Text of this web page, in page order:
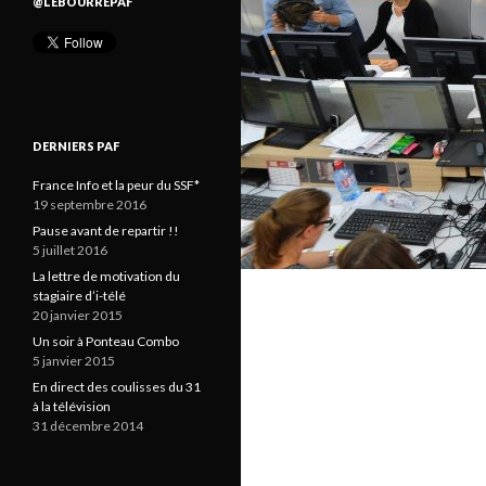
DERNIERS PAF
France Info et la peur du SSF*
19 septembre 2016
Pause avant de repartir !!
5 juillet 2016
La lettre de motivation du
stagiaire d’i-télé
20 janvier 2015
Un soir à Ponteau Combo
5 janvier 2015
En direct des coulisses du 31
à la télévision
31 décembre 2014